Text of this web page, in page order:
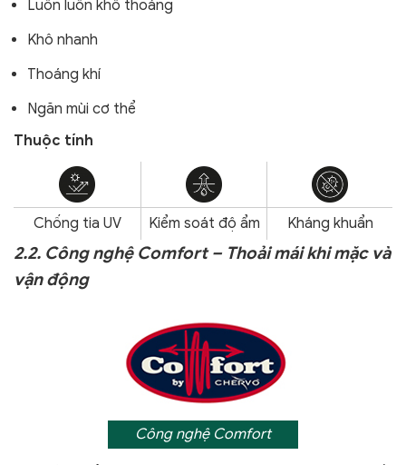
Luôn luôn khô thoáng
Khô nhanh
Thoáng khí
Ngăn mùi cơ thể
Thuộc tính
Chống tia UV Kiểm soát độ ẩm Kháng khuẩn
2.2. Công nghệ Comfort – Thoải mái khi mặc và
vận động
Công nghệ Comfort